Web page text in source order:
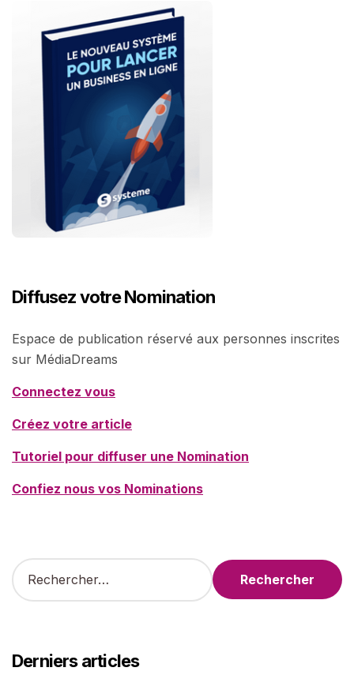
Diffusez votre Nomination
Espace de publication réservé aux personnes inscrites
sur MédiaDreams
Connectez vous
Créez votre article
Tutoriel pour diffuser une Nomination
Confiez nous vos Nominations
R
e
r
c
Derniers articles